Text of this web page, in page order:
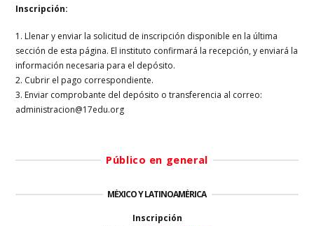
Inscripción:
1. Llenar y enviar la solicitud de inscripción disponible en la última
sección de esta página. El instituto confirmará la recepción, y enviará la
información necesaria para el depósito.
2. Cubrir el pago correspondiente.
3. Enviar comprobante del depósito o transferencia al correo:
administracion@17edu.org
Público en general
MÉXICO Y LATINOAMÉRICA
Inscripción